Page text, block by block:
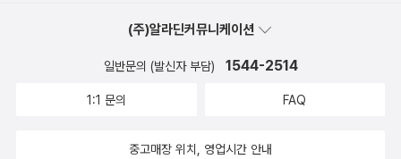
(주)알라딘커뮤니케이션
일반문의 (발신자 부담) 1544-2514
1:1 문의 FAQ
중고매장 위치, 영업시간 안내